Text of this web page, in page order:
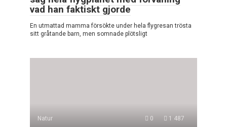
vad han faktiskt gjorde
En utmattad mamma försökte under hela flygresan trösta
sitt gråtande barn, men somnade plötsligt
Natur 0 1 487